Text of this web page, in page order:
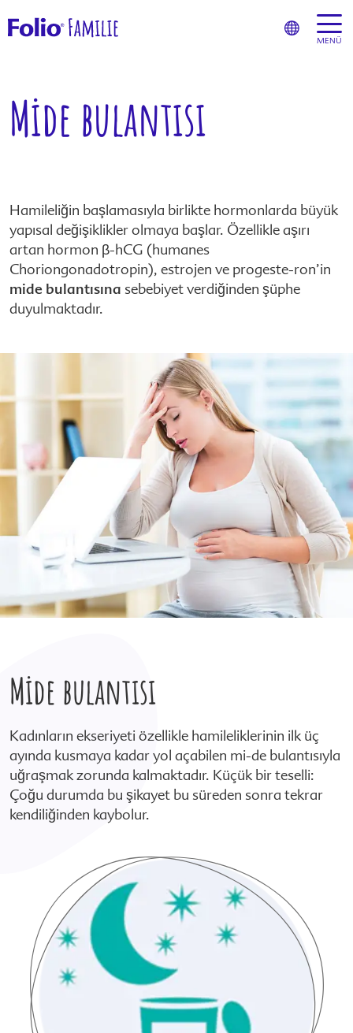
MENÜ
Mide bulantısı
Hamileliğin başlamasıyla birlikte hormonlarda büyük
yapısal değişiklikler olmaya başlar. Özellikle aşırı
artan hormon β-hCG (humanes
Choriongonadotropin), estrojen ve progeste-ron’in
mide bulantısına sebebiyet verdiğinden şüphe
duyulmaktadır.
Mide bulantısı
Kadınların ekseriyeti özellikle hamileliklerinin ilk üç
ayında kusmaya kadar yol açabilen mi-de bulantısıyla
uğraşmak zorunda kalmaktadır. Küçük bir teselli:
Çoğu durumda bu şikayet bu süreden sonra tekrar
kendiliğinden kaybolur.